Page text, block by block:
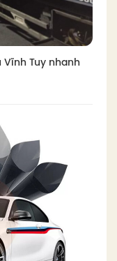
Tuy nhanh